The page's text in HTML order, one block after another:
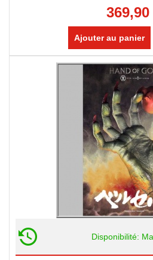
369,90
Ajouter au panier
Disponibilité: